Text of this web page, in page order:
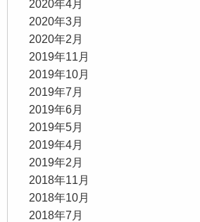
2020年4月
2020年3月
2020年2月
2019年11月
2019年10月
2019年7月
2019年6月
2019年5月
2019年4月
2019年2月
2018年11月
2018年10月
2018年7月